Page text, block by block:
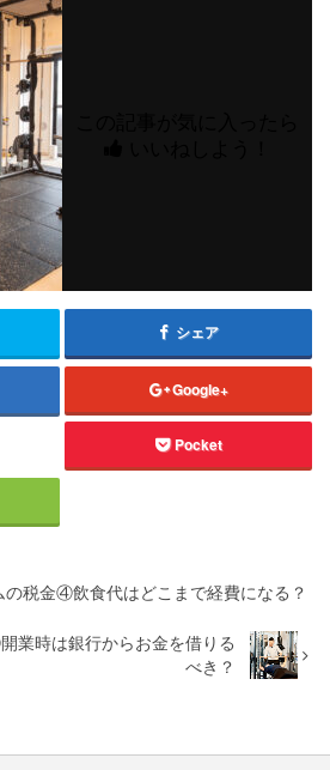
シェア
Google+
Pocket
の税金④飲食代はどこまで経費になる？
業時は銀行からお金を借りる
べき？